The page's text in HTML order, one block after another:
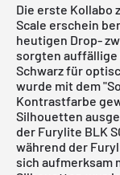
Die erste Kollabo
Scale erschein
heutigen Drop-
sorgten auffällige
Schwarz für
wurde mit dem
Kontrastfarbe
Silhouetten
der Furylite BLK
während der
sich aufmerksam